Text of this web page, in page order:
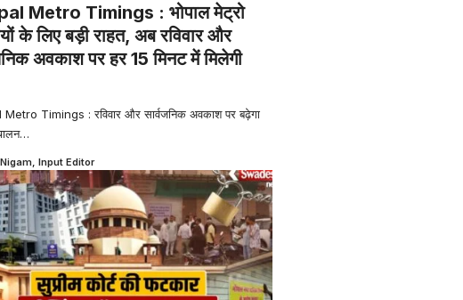
Metro Timings : भोपाल मेट्रो
के लिए बड़ी राहत, अब रविवार और
अवकाश पर हर 15 मिनट में मिलेगी
Timings : रविवार और सार्वजनिक अवकाश पर बढ़ेगा
…
Input Editor